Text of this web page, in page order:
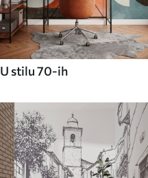
U stilu 70-ih